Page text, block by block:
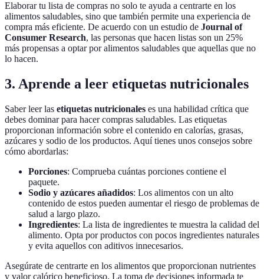
Elaborar tu lista de compras no solo te ayuda a centrarte en los
alimentos saludables, sino que también permite una experiencia de
compra más eficiente. De acuerdo con un estudio de Journal of
Consumer Research, las personas que hacen listas son un 25%
más propensas a optar por alimentos saludables que aquellas que no
lo hacen.
3. Aprende a leer etiquetas nutricionales
Saber leer las etiquetas nutricionales es una habilidad crítica que
debes dominar para hacer compras saludables. Las etiquetas
proporcionan información sobre el contenido en calorías, grasas,
azúcares y sodio de los productos. Aquí tienes unos consejos sobre
cómo abordarlas:
Porciones: Comprueba cuántas porciones contiene el
paquete.
Sodio y azúcares añadidos: Los alimentos con un alto
contenido de estos pueden aumentar el riesgo de problemas de
salud a largo plazo.
Ingredientes: La lista de ingredientes te muestra la calidad del
alimento. Opta por productos con pocos ingredientes naturales
y evita aquellos con aditivos innecesarios.
Asegúrate de centrarte en los alimentos que proporcionan nutrientes
y valor calórico beneficioso. La toma de decisiones informada te